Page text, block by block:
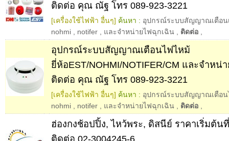
ติดต่อ คุณ ณัฐ โทร 089-923-3221
[เครื่องใช้ไฟฟ้า อื่นๆ] ค้นหา : อุปกรณ์ระบบสัญญาณเตือน
nohmi
notifer และจำหน่ายไฟฉุกเฉิน ติดต่อ
อุปกรณ์ระบบสัญญาณเตือนไฟไหม้
ยี่ห้อEST/NOHMI/NOTIFER/CM และจำหน่
ติดต่อ คุณ ณัฐ โทร 089-923-3221
[เครื่องใช้ไฟฟ้า อื่นๆ] ค้นหา : อุปกรณ์ระบบสัญญาณเตือน
nohmi
notifer และจำหน่ายไฟฉุกเฉิน ติดต่อ
ฮ่องกงช้อปปิ้ง, ไหว้พระ, ดิสนีย์ ราคาเริ่มต้น
ติดต่อ 02-3004245-6